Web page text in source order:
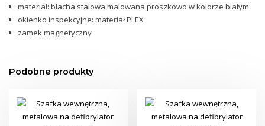
materiał: blacha stalowa malowana proszkowo w kolorze białym
okienko inspekcyjne: materiał PLEX
zamek magnetyczny
Podobne produkty